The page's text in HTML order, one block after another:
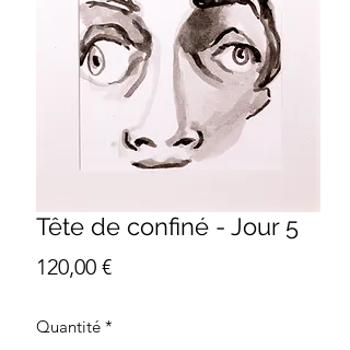
Tête de confiné - Jour 5
120,00 €Prix
Quantité *